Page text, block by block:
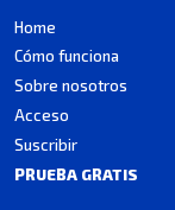
Home
Cómo funciona
Sobre nosotros
Acceso
Suscribir
PRUEBA GRATIS